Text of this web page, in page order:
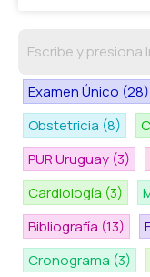
Examen Único (28)
Obstetricia (8)
PUR Uruguay (3)
Cardiología (3)
Bibliografía (13)
Cronograma (3)